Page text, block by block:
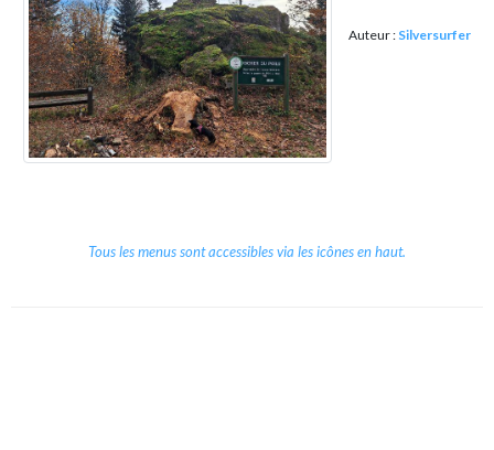
Auteur : Silversurfer
Tous les menus sont accessibles via les icônes en haut.